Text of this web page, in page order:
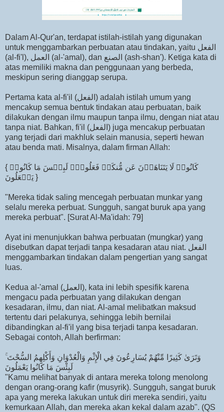
Dalam Al-Qur'an, terdapat istilah-istilah yang digunakan
untuk menggambarkan perbuatan atau tindakan, yaitu الفعل
(al-fi'l), العمل (al-'amal), dan الصنع (ash-shan'). Ketiga kata di
atas memiliki makna dan penggunaan yang berbeda,
meskipun sering dianggap serupa.
Pertama kata al-fi'il (الفعل) adalah istilah umum yang
mencakup semua bentuk tindakan atau perbuatan, baik
dilakukan dengan ilmu maupun tanpa ilmu, dengan niat atau
tanpa niat. Bahkan, fi'il (الفعل) juga mencakup perbuatan
yang terjadi dari makhluk selain manusia, seperti hewan
atau benda mati. Misalnya, dalam firman Allah:
{ كَانُوا۟ لَا یَتَنَاهَوۡنَ عَن مُّنكَرࣲ فَعَلُوهُۚ لَبِئۡسَ مَا كَانُوا۟
یَفۡعَلُونَ }
"Mereka tidak saling mencegah perbuatan munkar yang
selalu mereka perbuat. Sungguh, sangat buruk apa yang
mereka perbuat". [Surat Al-Ma'idah: 79]
Ayat ini menunjukkan bahwa perbuatan (mungkar) yang
disebutkan dapat terjadi tanpa kesadaran atau niat. الفعل
menggambarkan tindakan dalam pengertian yang sangat
luas.
Kedua al-'amal (العمل), kata ini lebih spesifik karena
mengacu pada perbuatan yang dilakukan dengan
kesadaran, ilmu, dan niat. Al-amal melibatkan maksud
tertentu dari pelakunya, sehingga lebih bernilai
dibandingkan al-fi'il yang bisa terjadi tanpa kesadaran.
Sebagai contoh, Allah berfirman:
وَتَرَىٰ كَثِيرًا مِّنْهُمْ يُسَارِعُونَ فِي الْإِثْمِ وَالْعُدْوَانِ وَأَكْلِهِمُ السُّحْتَ ۚ
لَبِئْسَ مَا كَانُوا يَعْمَلُونَ
"Kamu melihat banyak di antara mereka tolong menolong
dengan orang-orang kafir (musyrik). Sungguh, sangat buruk
apa yang mereka lakukan untuk diri mereka sendiri, yaitu
kemurkaan Allah, dan mereka akan kekal dalam azab". (QS